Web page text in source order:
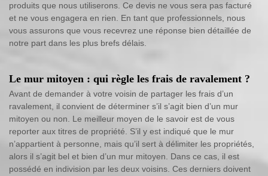
produits que nous utiliserons. Ce devis ne vous sera pas facturé
et ne vous engagera en rien. En tant que professionnels, nous
vous assurons que vous recevrez une réponse bien détaillée de
notre part dans les plus brefs délais.
Le mur mitoyen : qui règle les frais de ravalement ?
Avant de demander à votre voisin de partager les frais d’un
ravalement, il convient de déterminer s’il s’agit bien d’un mur
mitoyen ou non. Le meilleur moyen de le savoir est de vous
reporter aux titres de propriété. S’il y est indiqué que le mur
n’appartient à personne, mais qu’il sert à délimiter les propriétés,
alors il s’agit bel et bien d’un mur mitoyen. Dans ce cas, il est
possédé en indivision par les deux voisins. Ces derniers doivent